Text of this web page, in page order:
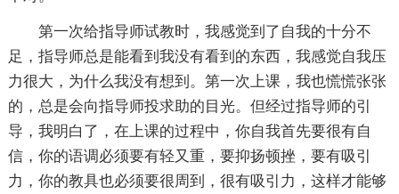
第一次给指导师试教时，我感觉到了自我的十分不
足，指导师总是能看到我没有看到的东西，我感觉自我压
力很大，为什么我没有想到。第一次上课，我也慌慌张张
的，总是会向指导师投求助的目光。但经过指导师的引
导，我明白了，在上课的过程中，你自我首先要很有自
信，你的语调必须要有轻又重，要抑扬顿挫，要有吸引
力，你的教具也必须要很周到，很有吸引力，这样才能够